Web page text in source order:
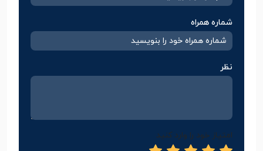
شماره همراه
نظر
امتیاز خود را وارد کنید